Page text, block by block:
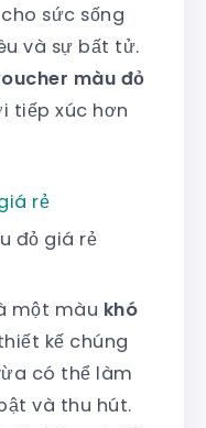
sức sống
và sự bất tử.
màu đỏ
tiếp xúc hơn
đỏ giá rẻ
một màu khó
kế chúng
có thể làm
và thu hút.